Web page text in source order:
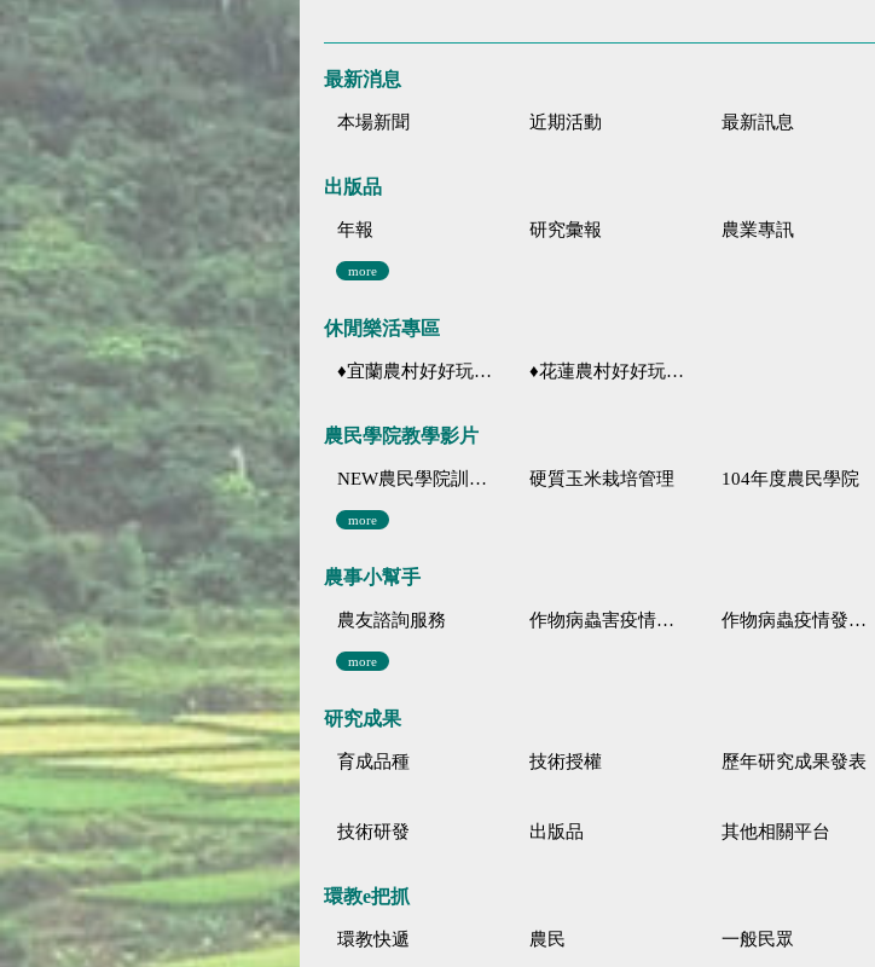
最新消息
本場新聞 近期活動 最新訊息
出版品
年報 研究彙報 農業專訊
more
休閒樂活專區
♦宜蘭農村好好玩 ♦「農、藝、山、水」四條遊程推薦 ♦花蓮農村好好玩♦「原、生、慢、活」四條遊程推薦
農民學院教學影片
NEW農民學院訓練影音分類 硬質玉米栽培管理 104年度農民學院
more
農事小幫手
農友諮詢服務 作物病蟲害疫情警報 作物病蟲疫情發生預測
more
研究成果
育成品種 技術授權 歷年研究成果發表
技術研發 出版品 其他相關平台
環教e把抓
環教快遞 農民 一般民眾